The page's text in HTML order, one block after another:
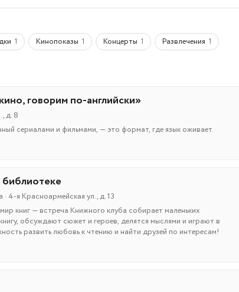
1 Кинопоказы 1 Концерты 1 Развлечения 1
говорим по-английски»
д. 8
сериалами и фильмами, — это формат, где язык оживает.
библиотеке
4-я Красноармейская ул., д. 13
книг — встреча Книжного клуба собирает маленьких
обсуждают сюжет и героев, делятся мыслями и играют в
развить любовь к чтению и найти друзей по интересам!